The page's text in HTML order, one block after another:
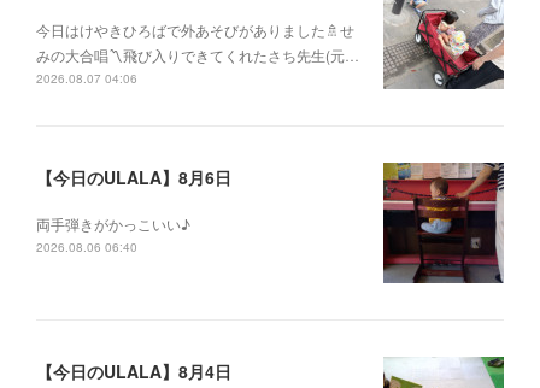
今日はけやきひろばで外あそびがありました🚿せ
みの大合唱〽飛び入りできてくれたさち先生(元…
2026.08.07 04:06
【今日のULALA】8月6日
両手弾きがかっこいい♪
2026.08.06 06:40
【今日のULALA】8月4日